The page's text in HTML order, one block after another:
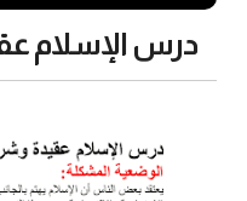
درس الإسلام